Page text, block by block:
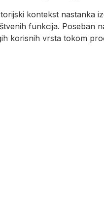
kontekst nastanka
funkcija. Poseban
korisnih vrsta tokom